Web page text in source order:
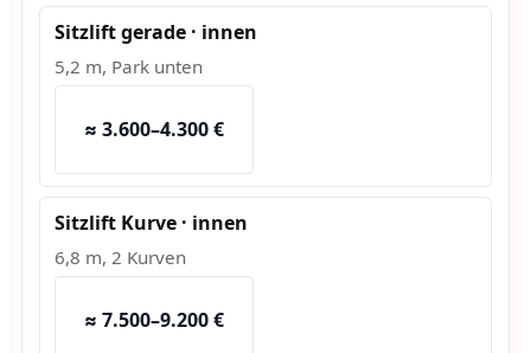
Sitzlift gerade · innen
5,2 m, Park unten
≈ 3.600–4.300 €
Sitzlift Kurve · innen
6,8 m, 2 Kurven
≈ 7.500–9.200 €